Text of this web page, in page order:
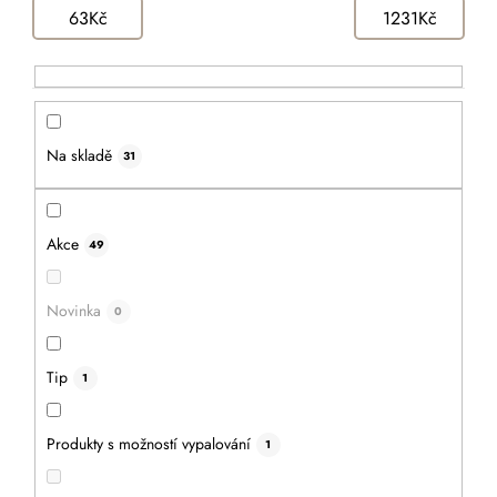
63Kč 1231Kč
Na skladě 31
Akce 49
Novinka 0
Tip 1
Produkty s možností vypalování 1
Dětská dřevěná pokladnička se jménem -
velká
Průměrné